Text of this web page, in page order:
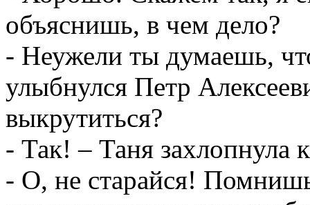
объяснишь, в чем дело?
- Неужели ты думаешь,
улыбнулся Петр
выкрутиться?
- Так! – Таня захлопнула
- О, не старайся!